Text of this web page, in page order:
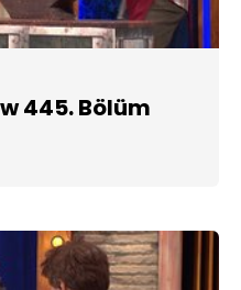
445. Bölüm